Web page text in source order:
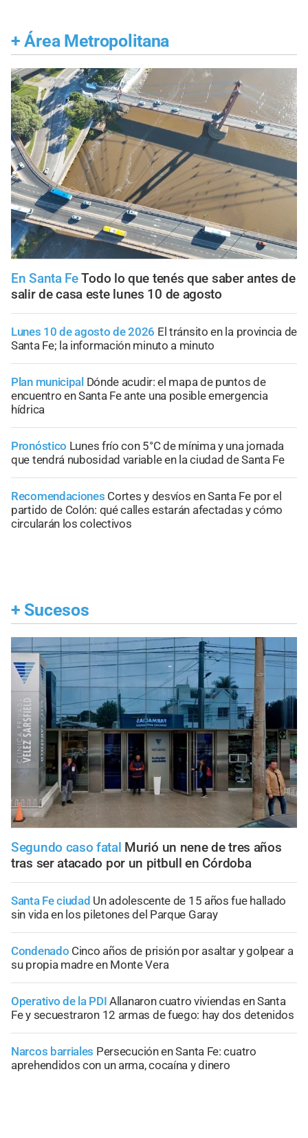
+ Área Metropolitana
En Santa FeTodo lo que tenés que saber antes de
salir de casa este lunes 10 de agosto
Lunes 10 de agosto de 2026 El tránsito en la provincia de
Santa Fe; la información minuto a minuto
Plan municipal Dónde acudir: el mapa de puntos de
encuentro en Santa Fe ante una posible emergencia
hídrica
Pronóstico Lunes frío con 5°C de mínima y una jornada
que tendrá nubosidad variable en la ciudad de Santa Fe
Recomendaciones Cortes y desvíos en Santa Fe por el
partido de Colón: qué calles estarán afectadas y cómo
circularán los colectivos
+ Sucesos
Segundo caso fatal Murió un nene de tres años
tras ser atacado por un pitbull en Córdoba
Santa Fe ciudad Un adolescente de 15 años fue hallado
sin vida en los piletones del Parque Garay
Condenado Cinco años de prisión por asaltar y golpear a
su propia madre en Monte Vera
Operativo de la PDI Allanaron cuatro viviendas en Santa
Fe y secuestraron 12 armas de fuego: hay dos detenidos
Narcos barriales Persecución en Santa Fe: cuatro
aprehendidos con un arma, cocaína y dinero